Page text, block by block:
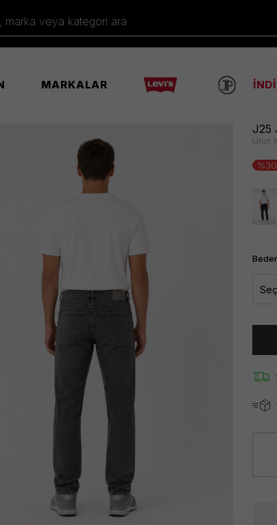
marka veya kategori ara
MARKALAR
J25
Ürün
%30